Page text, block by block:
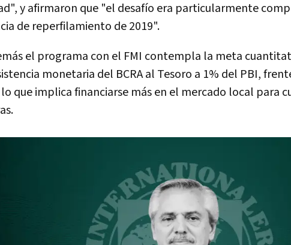
y afirmaron que "el desafío era particularmente
de reperfilamiento de 2019".
el programa con el FMI contempla la meta
monetaria del BCRA al Tesoro a 1% del PBI,
lo que implica financiarse más en el mercado local para